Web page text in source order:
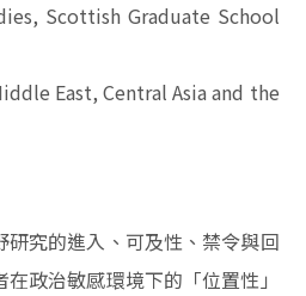
Scottish Graduate School
East, Central Asia and the
究的進入、可及性、禁令與回
政治敏感環境下的「位置性」